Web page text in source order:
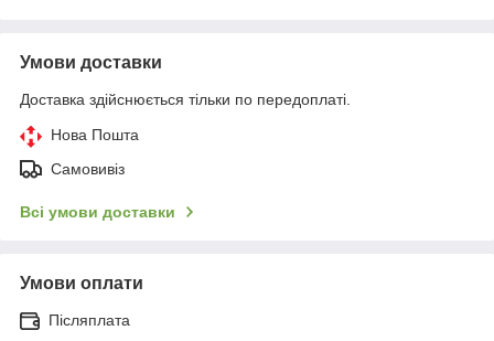
Умови доставки
Доставка здійснюється тільки по передоплаті.
Нова Пошта
Самовивіз
Всі умови доставки
Умови оплати
Післяплата